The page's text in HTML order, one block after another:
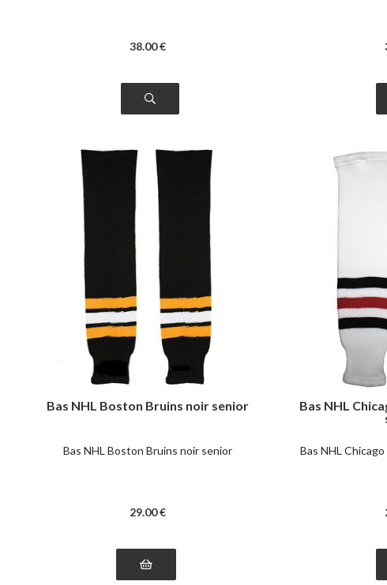
38.00€
Bas NHL Boston Bruins noir senior
Bas NHL Boston Bruins noir senior
29.00€
Bas NHL
Bas NHL